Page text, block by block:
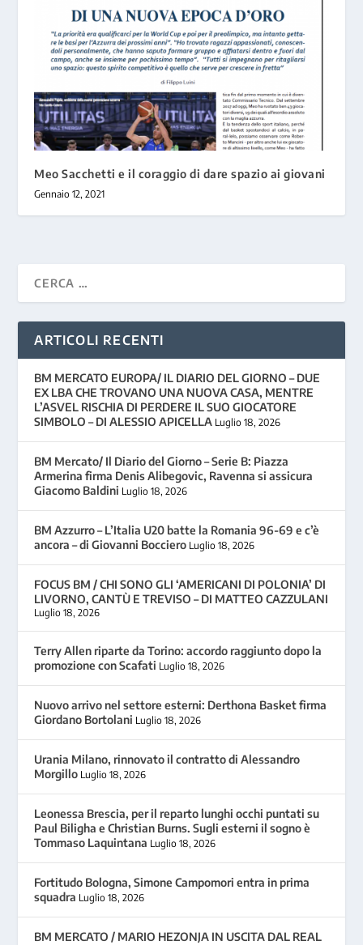
Meo Sacchetti e il coraggio di dare spazio ai giovani
Gennaio 12, 2021
ARTICOLI RECENTI
BM MERCATO EUROPA/ IL DIARIO DEL GIORNO – DUE
EX LBA CHE TROVANO UNA NUOVA CASA, MENTRE
L’ASVEL RISCHIA DI PERDERE IL SUO GIOCATORE
SIMBOLO – DI ALESSIO APICELLA Luglio 18, 2026
BM Mercato/ Il Diario del Giorno – Serie B: Piazza
Armerina firma Denis Alibegovic, Ravenna si assicura
Giacomo Baldini Luglio 18, 2026
BM Azzurro – L’Italia U20 batte la Romania 96-69 e c’è
ancora – di Giovanni Bocciero Luglio 18, 2026
FOCUS BM / CHI SONO GLI ‘AMERICANI DI POLONIA’ DI
LIVORNO, CANTÙ E TREVISO – DI MATTEO CAZZULANI
Luglio 18, 2026
Terry Allen riparte da Torino: accordo raggiunto dopo la
promozione con Scafati Luglio 18, 2026
Nuovo arrivo nel settore esterni: Derthona Basket firma
Giordano Bortolani Luglio 18, 2026
Urania Milano, rinnovato il contratto di Alessandro
Morgillo Luglio 18, 2026
Leonessa Brescia, per il reparto lunghi occhi puntati su
Paul Biligha e Christian Burns. Sugli esterni il sogno è
Tommaso Laquintana Luglio 18, 2026
Fortitudo Bologna, Simone Campomori entra in prima
squadra Luglio 18, 2026
BM MERCATO / MARIO HEZONJA IN USCITA DAL REAL